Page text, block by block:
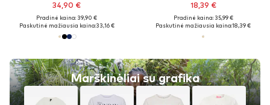
34,90 €
Pradinė kaina: 39,90 €
Paskutinė mažiausia kaina:33,16 €
18,39 €
Pradinė kaina: 35,99 €
Paskutinė mažiausia kaina:18,39 €
Marškinėliai su grafika